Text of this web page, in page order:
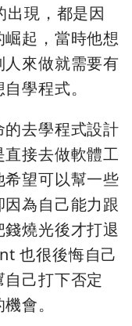
現，都是因
起，當時他想
來做就需要有
學程式。
去學程式設計
接去做軟體工
望可以幫一些
為自己能力跟
燒光後才打退
也很後悔自己
己打下否定
會。